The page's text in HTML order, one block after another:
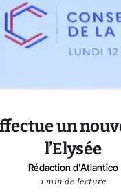
un
l’Elysée
Rédaction d'Atlantico
1 min de lecture